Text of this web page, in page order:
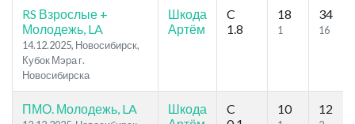
RS Взрослые +
Молодежь, LA
14.12.2025, Новосибирск,
Кубок Мэра г.
Новосибирска
Шкода
Артём
C
1.8
18
1
34
16
ПМО. Молодежь, LA
Шкода
C
10 12